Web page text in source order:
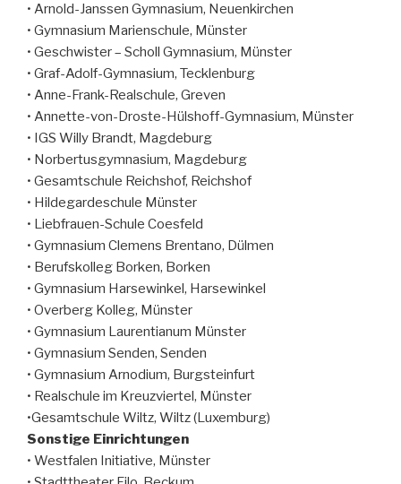
• Arnold-Janssen Gymnasium, Neuenkirchen
• Gymnasium Marienschule, Münster
• Geschwister – Scholl Gymnasium, Münster
• Graf-Adolf-Gymnasium, Tecklenburg
• Anne-Frank-Realschule, Greven
• Annette-von-Droste-Hülshoff-Gymnasium, Münster
• IGS Willy Brandt, Magdeburg
• Norbertusgymnasium, Magdeburg
• Gesamtschule Reichshof, Reichshof
• Hildegardeschule Münster
• Liebfrauen-Schule Coesfeld
• Gymnasium Clemens Brentano, Dülmen
• Berufskolleg Borken, Borken
• Gymnasium Harsewinkel, Harsewinkel
• Overberg Kolleg, Münster
• Gymnasium Laurentianum Münster
• Gymnasium Senden, Senden
• Gymnasium Arnodium, Burgsteinfurt
• Realschule im Kreuzviertel, Münster
•Gesamtschule Wiltz, Wiltz (Luxemburg)
Sonstige Einrichtungen
• Westfalen Initiative, Münster